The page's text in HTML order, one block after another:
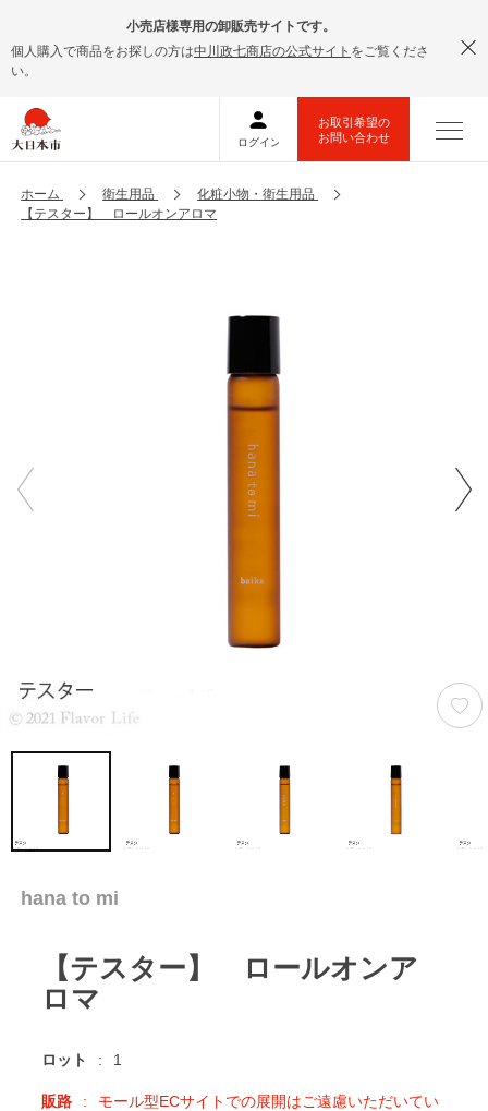
小売店様専用の卸販売サイトです。
個人購入で商品をお探しの方は中川政七商店の公式サイト をご覧くださ
い。
ホーム 衛生用品
化粧小物・衛生用品
【テスター】 ロールオンアロマ
hana to mi
【テスター】 ロールオンア
ロマ
ロット 1
販路
モール型ECサイトでの展開はご遠慮いただいてい